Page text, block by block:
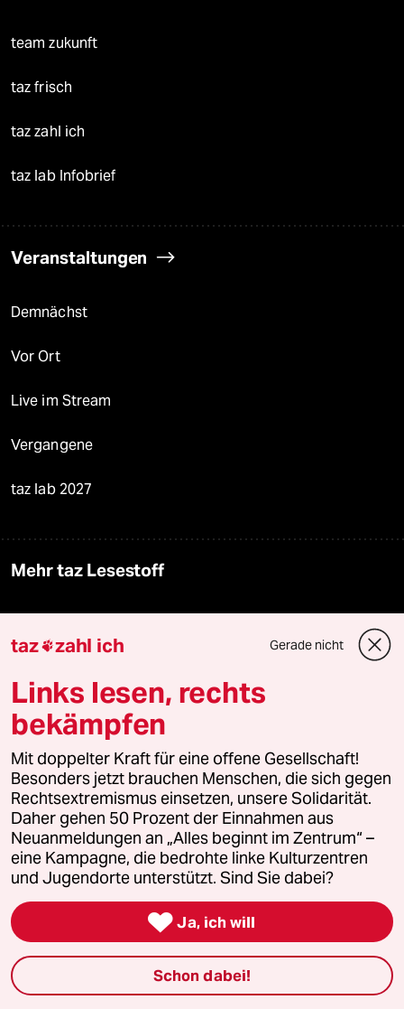
team zukunft
taz frisch
taz zahl ich
taz lab Infobrief
Veranstaltungen
Demnächst
Vor Ort
Live im Stream
Vergangene
taz lab 2027
Mehr taz Lesestoff
Le Monde diplomatique
taz Archiv
Mehr taz Angebote
Reisen
Kantine
Shop
taz zahl ich Gerade nicht
Links lesen, rechts
bekämpfen
Mit doppelter Kraft für eine offene Gesellschaft!
Besonders jetzt brauchen Menschen, die sich gegen
Rechtsextremismus einsetzen, unsere Solidarität.
Daher gehen 50 Prozent der Einnahmen aus
Neuanmeldungen an „Alles beginnt im Zentrum“ –
eine Kampagne, die bedrohte linke Kulturzentren
und Jugendorte unterstützt. Sind Sie dabei?
 Ja, ich will
Schon dabei!